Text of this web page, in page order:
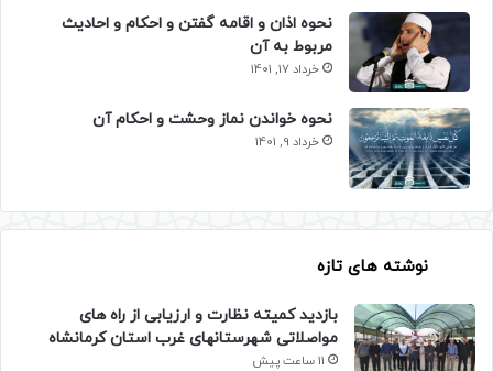
نحوه اذان و اقامه گفتن و احکام و احادیث
مربوط به آن
خرداد 17, 1401
نحوه خواندن نماز وحشت و احکام آن
خرداد 9, 1401
نوشته های تازه
بازدید کمیته نظارت و ارزیابی از راه های
مواصلاتی شهرستانهای غرب استان کرمانشاه
11 ساعت پیش